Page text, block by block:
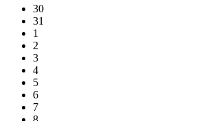
30
31
1
2
3
4
5
6
7